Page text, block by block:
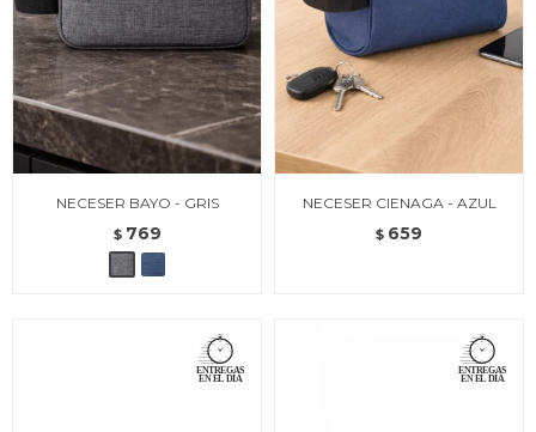
NECESER BAYO - GRIS
$ 769
NECESER CIENAGA - AZUL
$ 659